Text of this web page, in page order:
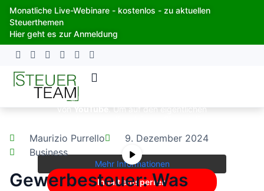
Zum
Inhalt
springen
Monatliche Live-Webinare - kostenlos - zu aktuellen
Steuerthemen
Hier geht es zur Anmeldung
Sie sehen gerade einen Platzhalterinhalt
vonYouTube. Um auf den eigentlichen
dass dabei Daten an Drittanbieter
weitergegeben werden.
Mehr Informationen
Inhalt entsperren
Maurizio Purrello
9. Dezember 2024
Business
Gewerbesteuer: Was